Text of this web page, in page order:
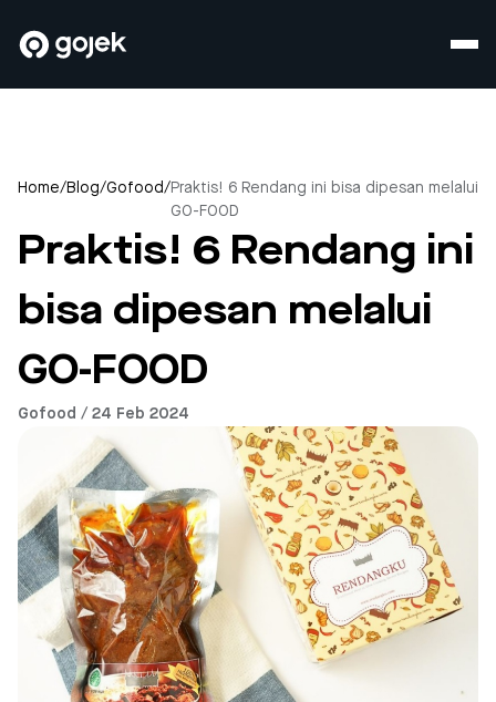
Home/Blog/Gofood/Praktis! 6 Rendang ini bisa dipesan melalui
GO-FOOD
Praktis! 6 Rendang ini
bisa dipesan melalui
GO-FOOD
Gofood / 24 Feb 2024